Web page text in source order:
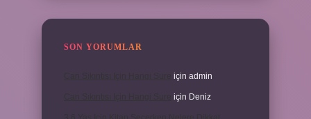
SON YORUMLAR
için admin
için Deniz